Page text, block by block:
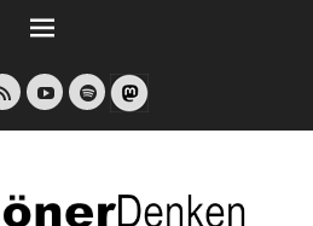
Feed YouTubeSpotify